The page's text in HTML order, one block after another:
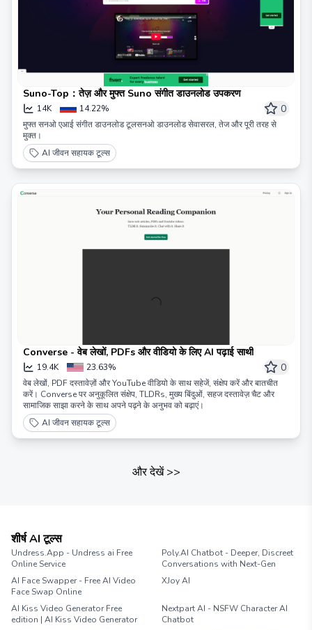
Suno-Top：तेज़ और मुफ्त Suno संगीत डाउनलोड उपकरण
14K 14.22% 0
मुफ्त सनओ एआई संगीत डाउनलोड टूलसनओ डाउनलोड सेवासरल, तेज और पूरी तरह से
मुक्त।
AI जीवन सहायक टूल्स
Converse - वेब लेखों, PDFs और वीडियो के लिए AI पढ़ाई साथी
19.4K 23.63% 0
वेब लेखों, PDF दस्तावेज़ों और YouTube वीडियो के साथ सहेजें, संक्षेप करें और बातचीत
करें। Converse पर अनुकूलित संक्षेप, TLDRs, मुख्य बिंदुओं, सहज दस्तावेज़ चैट और
सामाजिक साझा करने के साथ अपने पढ़ने के अनुभव को बढ़ाएं।
AI जीवन सहायक टूल्स
और देखें>>
शीर्ष AI टूल्स
Undress.App - Undress ai Free
Online Service
Poly.AI Chatbot - Deeper, Discreet
Conversations with Next-Gen
AI Face Swapper - Free AI Video
Face Swap Online
XJoy AI
AI Kiss Video Generator Free
edition | AI Kiss Video Generator
Nextpart AI - NSFW Character AI
Chatbot